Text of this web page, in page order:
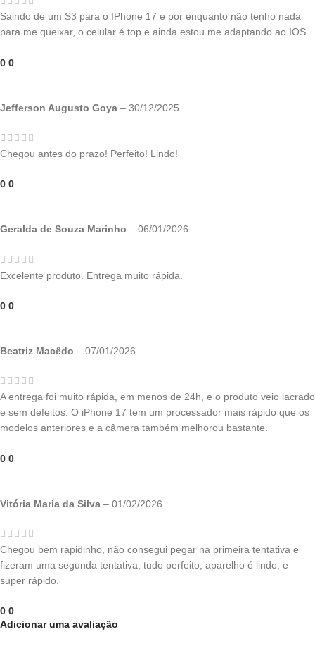
Saindo de um S3 para o IPhone 17 e por enquanto não tenho nada
para me queixar, o celular é top e ainda estou me adaptando ao IOS
0 0
Jefferson Augusto Goya – 30/12/2025
Chegou antes do prazo! Perfeito! Lindo!
0 0
Geralda de Souza Marinho – 06/01/2026
Excelente produto. Entrega muito rápida.
0 0
Beatriz Macêdo – 07/01/2026
A entrega foi muito rápida, em menos de 24h, e o produto veio lacrado
e sem defeitos. O iPhone 17 tem um processador mais rápido que os
modelos anteriores e a câmera também melhorou bastante.
0 0
Vitória Maria da Silva – 01/02/2026
Chegou bem rapidinho, não consegui pegar na primeira tentativa e
fizeram uma segunda tentativa, tudo perfeito, aparelho é lindo, e
super rápido.
0 0
Adicionar uma avaliação